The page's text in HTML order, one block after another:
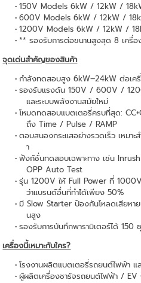
150V Models 6kW / 12kW /
600V Models 6kW / 12kW /
1200V Models 6kW / 12kW /
** รองรับการต่อขนานสูงสุด 8 เครื่อ
จุดเด่นสำคัญของสินค้า
กำลังทดสอบสูง 6kW–24kW ต่อเค
รองรับแรงดัน 150V / 600V /
และระบบพลังงานสมัยใหม่
โหมดทดสอบแบตเตอรี่ครบที่สุด:
ถึง Time / Pulse / RAMP
ตอบสนองกระแสอย่างรวดเร็ว เหมา
า
ฟังก์ชั่นทดสอบเฉพาะทาง เช่น
OPP Auto Test
รุ่น 1200V ให้ Full Power ที่
ว่าแบรนด์อื่นที่ทำได้เพียง 50%
มี Slow Starter ป้องกันโหลดเสียหา
นสูง
รองรับการบันทึกพารามิเตอร์ได้ 150
เครื่องนี้เหมาะกับใคร?
โรงงานผลิตแบตเตอรี่รถยนต์ไฟฟ้า แ
ผู้ผลิตเครื่องชาร์จรถยนต์ไฟฟ้า /